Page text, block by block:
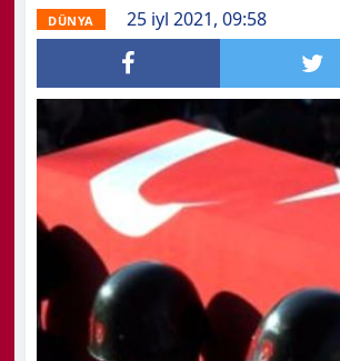
DÜNYA 25 iyl 2021, 09:58